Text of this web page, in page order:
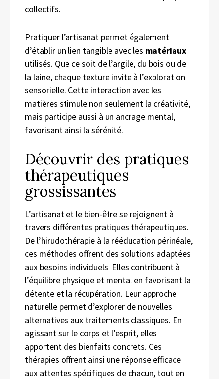
collectifs.
Pratiquer l’artisanat permet également
d’établir un lien tangible avec les matériaux
utilisés. Que ce soit de l’argile, du bois ou de
la laine, chaque texture invite à l’exploration
sensorielle. Cette interaction avec les
matières stimule non seulement la créativité,
mais participe aussi à un ancrage mental,
favorisant ainsi la sérénité.
Découvrir des pratiques
thérapeutiques
grossissantes
L’artisanat et le bien-être se rejoignent à
travers différentes pratiques thérapeutiques.
De l’hirudothérapie à la rééducation périnéale,
ces méthodes offrent des solutions adaptées
aux besoins individuels. Elles contribuent à
l’équilibre physique et mental en favorisant la
détente et la récupération. Leur approche
naturelle permet d’explorer de nouvelles
alternatives aux traitements classiques. En
agissant sur le corps et l’esprit, elles
apportent des bienfaits concrets. Ces
thérapies offrent ainsi une réponse efficace
aux attentes spécifiques de chacun, tout en